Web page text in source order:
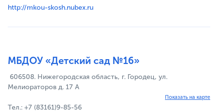
http://mkou-skosh.nubex.ru
МБДОУ «Детский сад №16»
606508. Нижегородская область, г. Городец, ул.
Мелиораторов д. 17 А
Показать на карте
Тел.: +7 (83161)9-85-56